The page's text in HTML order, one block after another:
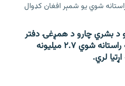
شوي یو شمېر افغان کډوال
د بشري چارو د همږغۍ دفتر
( اوچا) وايي سږکال هېواد ته راستانه شوي ۲.۷ میلیونه
لري.